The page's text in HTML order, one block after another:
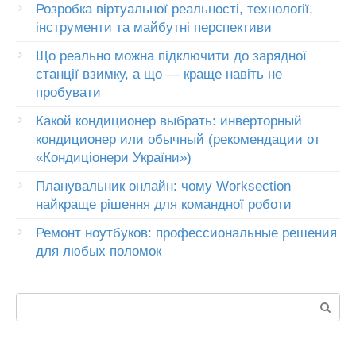
Розробка віртуальної реальності, технології,
інструменти та майбутні перспективи
Що реально можна підключити до зарядної
станції взимку, а що — краще навіть не
пробувати
Какой кондиционер выбрать: инверторный
кондиционер или обычный (рекомендации от
«Кондиціонери України»)
Планувальник онлайн: чому Worksection
найкраще рішення для командної роботи
Ремонт ноутбуков: профессиональные решения
для любых поломок